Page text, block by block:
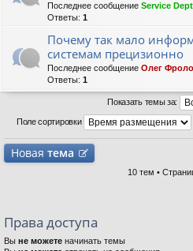
Последнее сообщение Service
Ответы: 1
Почему так мало
системам прецизионно
Последнее сообщение Олег
Ответы: 1
Показать темы за:
Поле сортировки
Новая тема
10 тем •
Права доступа
Вы не можете начинать темы